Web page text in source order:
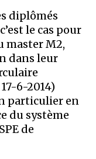
diplômés
le cas pour
master M2,
dans leur
6-2014)
particulier en
du système
de